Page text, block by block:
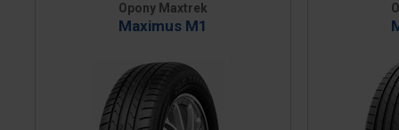
Opony Maxtrek
Maximus M1